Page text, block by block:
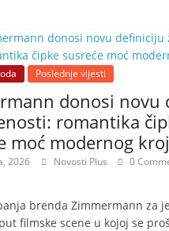
Poslednje vijesti
donosi novu
romantika
moć modernog
2026 Novosti Plus 0
brenda Zimmermann za
filmske scene u kojoj se